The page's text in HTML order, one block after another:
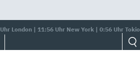
London | 11:56 Uhr New York | 0:56 Uhr Tokio